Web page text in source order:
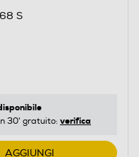
S
30' gratuito: verifica
AGGIUNGI